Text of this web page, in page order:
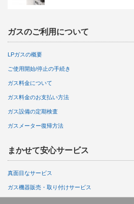
ガスのご利用について
LPガスの概要
ご使用開始/停止の手続き
ガス料金について
ガス料金のお支払い方法
ガス設備の定期検査
ガスメーター復帰方法
まかせて安心サービス
真面目なサービス
ガス機器販売・取り付けサービス